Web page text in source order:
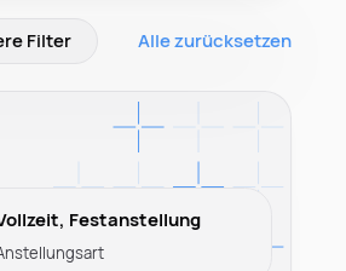
Filter Alle zurücksetzen
Festanstellung